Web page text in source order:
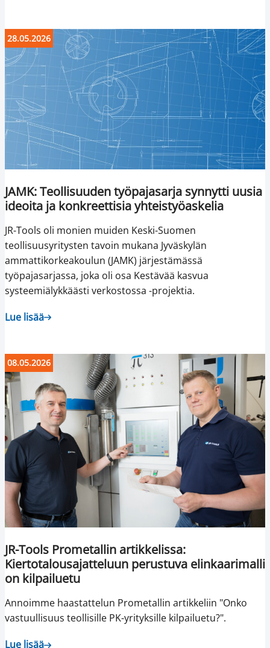
28.05.2026
JAMK: Teollisuuden työpajasarja synnytti uusia
ideoita ja konkreettisia yhteistyöaskelia
JR-Tools oli monien muiden Keski-Suomen
teollisuusyritysten tavoin mukana Jyväskylän
ammattikorkeakoulun (JAMK) järjestämässä
työpajasarjassa, joka oli osa Kestävää kasvua
systeemiälykkäästi verkostossa -projektia.
Lue lisää
08.05.2026
JR-Tools Prometallin artikkelissa:
Kiertotalousajatteluun perustuva elinkaarimalli
on kilpailuetu
Annoimme haastattelun Prometallin artikkeliin "Onko
vastuullisuus teollisille PK-yrityksille kilpailuetu?".
Lue lisää